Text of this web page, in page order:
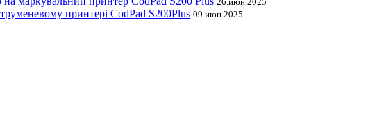
принтері CodPad S200Plus 09.июн.2025